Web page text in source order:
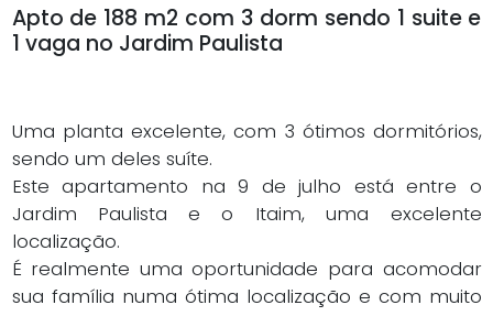
Apto de 188 m2 com 3 dorm sendo 1 suite e
1 vaga no Jardim Paulista
Uma planta excelente, com 3 ótimos dormitórios,
sendo um deles suíte.
Este apartamento na 9 de julho está entre o
Jardim Paulista e o Itaim, uma excelente
localização.
É realmente uma oportunidade para acomodar
sua família numa ótima localização e com muito